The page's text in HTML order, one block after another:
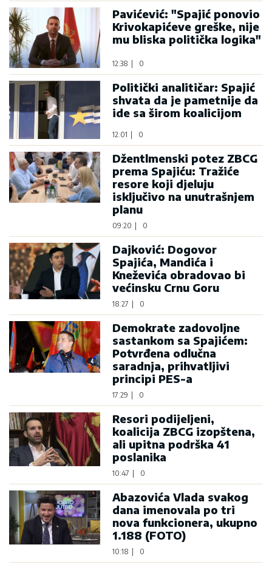
Pavićević: "Spajić ponovio
Krivokapićeve greške, nije
mu bliska politička logika"
12:38 0
Politički analitičar: Spajić
shvata da je pametnije da
ide sa širom koalicijom
12:01 0
Džentlmenski potez ZBCG
prema Spajiću: Tražiće
resore koji djeluju
isključivo na unutrašnjem
planu
09:20 0
Dajković: Dogovor
Spajića, Mandića i
Kneževića obradovao bi
većinsku Crnu Goru
18:27 0
Demokrate zadovoljne
sastankom sa Spajićem:
Potvrđena odlučna
saradnja, prihvatljivi
principi PES-a
17:29 0
Resori podijeljeni,
koalicija ZBCG izopštena,
ali upitna podrška 41
poslanika
10:47 0
Abazovića Vlada svakog
dana imenovala po tri
nova funkcionera, ukupno
1.188 (FOTO)
10:18 0